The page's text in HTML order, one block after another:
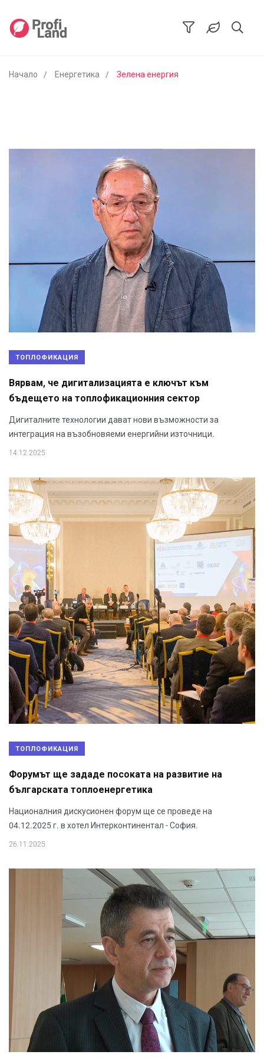
Начало Енергетика Зелена енергия
ТОПЛОФИКАЦИЯ
Вярвам, че дигитализацията е ключът към
бъдещето на топлофикационния сектор
Дигиталните технологии дават нови възможности за
интеграция на възобновяеми енергийни източници.
14.12.2025
ТОПЛОФИКАЦИЯ
Форумът ще зададе посоката на развитие на
българската топлоенергетика
Националния дискусионен форум ще се проведе на
04.12.2025 г. в хотел Интерконтинентал - София.
26.11.2025